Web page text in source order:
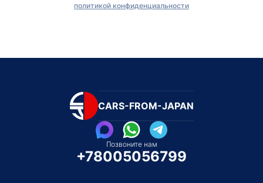
политикой конфиденциальности
CARS-FROM-JAPAN
Позвоните нам
+78005056799